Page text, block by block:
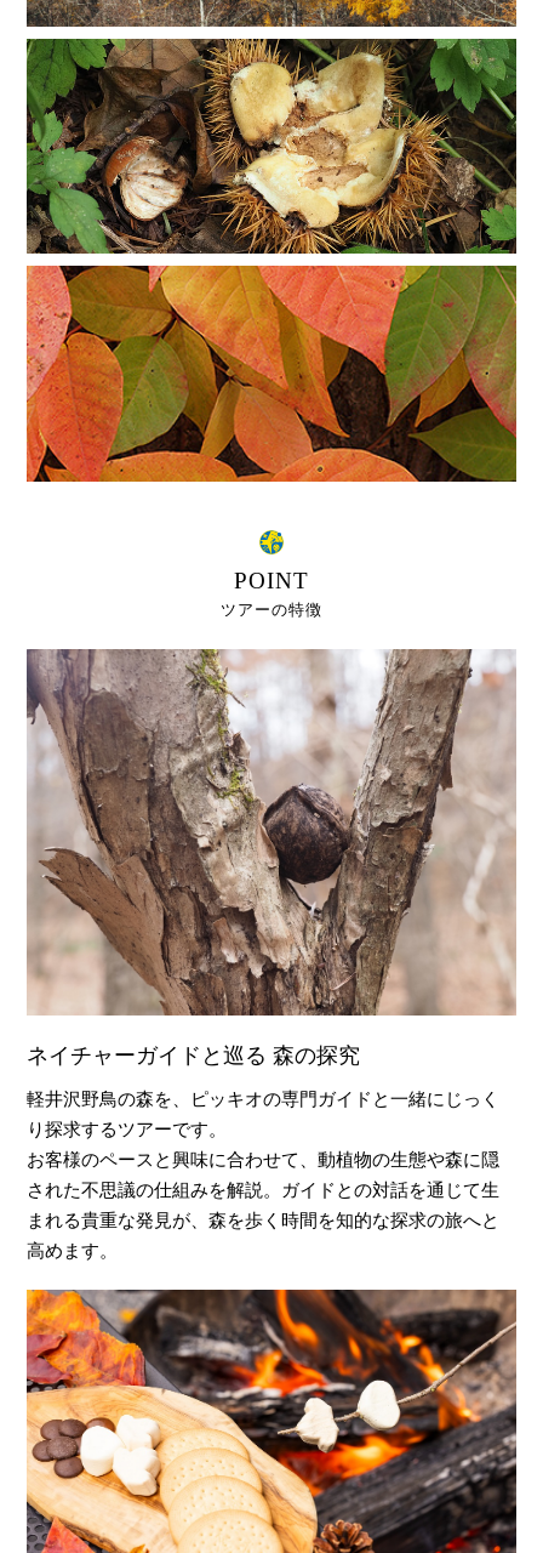
POINT
ツアーの特徴
ネイチャーガイドと巡る 森の探究
軽井沢野鳥の森を、ピッキオの専門ガイドと一緒にじっく
り探求するツアーです。
お客様のペースと興味に合わせて、動植物の生態や森に隠
された不思議の仕組みを解説。ガイドとの対話を通じて生
まれる貴重な発見が、森を歩く時間を知的な探求の旅へと
高めます。